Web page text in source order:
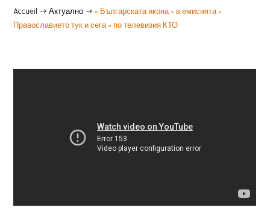
Accueil $ Актуално $ « Българската икона » в емисията «
Православието тук и сега » по телевизия КТО